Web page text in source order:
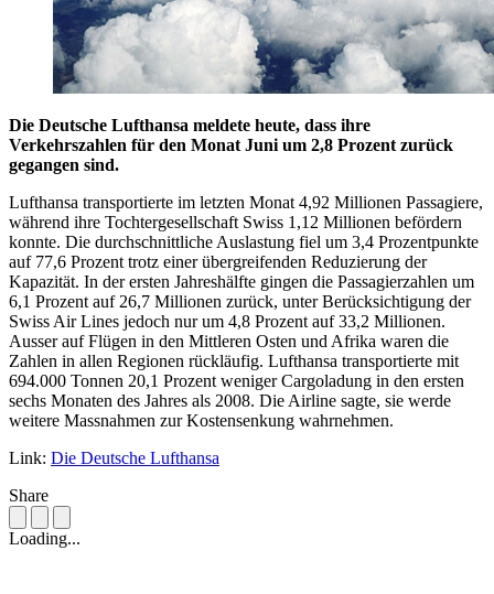
Die Deutsche Lufthansa meldete heute, dass ihre
Verkehrszahlen für den Monat Juni um 2,8 Prozent zurück
gegangen sind.
Lufthansa transportierte im letzten Monat 4,92 Millionen Passagiere,
während ihre Tochtergesellschaft Swiss 1,12 Millionen befördern
konnte. Die durchschnittliche Auslastung fiel um 3,4 Prozentpunkte
auf 77,6 Prozent trotz einer übergreifenden Reduzierung der
Kapazität. In der ersten Jahreshälfte gingen die Passagierzahlen um
6,1 Prozent auf 26,7 Millionen zurück, unter Berücksichtigung der
Swiss Air Lines jedoch nur um 4,8 Prozent auf 33,2 Millionen.
Ausser auf Flügen in den Mittleren Osten und Afrika waren die
Zahlen in allen Regionen rückläufig. Lufthansa transportierte mit
694.000 Tonnen 20,1 Prozent weniger Cargoladung in den ersten
sechs Monaten des Jahres als 2008. Die Airline sagte, sie werde
weitere Massnahmen zur Kostensenkung wahrnehmen.
Link: Die Deutsche Lufthansa
Share
Loading...